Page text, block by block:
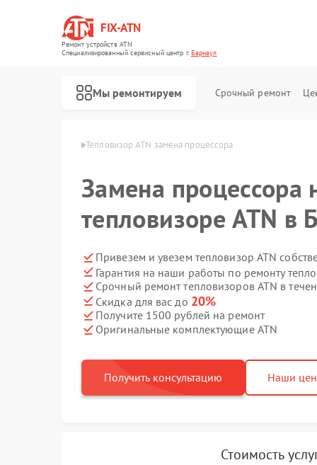
FIX-ATN
Ремонт устройств ATN
Специализированный cервисный центр г.Барнаул
Мы ремонтируем Срочный ремонт
ATN в Барнауле Тепловизор ATN замена процессора
Замена процессора
тепловизоре ATN в
Привезем и увезем тепловизор ATN
Гарантия на наши работы по ремонту
Срочный ремонт тепловизоров ATN в
Скидка для вас до 20%
Получите 1500 рублей на ремонт
Оригинальные комплектующие ATN
Получить консультацию Наши
Стоимость